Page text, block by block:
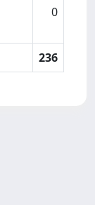
0
236